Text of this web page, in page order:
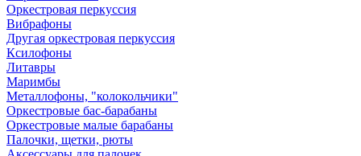
Оркестровая перкуссия
Вибрафоны
Другая оркестровая перкуссия
Ксилофоны
Литавры
Маримбы
Металлофоны, "колокольчики"
Оркестровые бас-барабаны
Оркестровые малые барабаны
Палочки, щетки, рюты